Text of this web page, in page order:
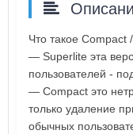
Что такое Compact
— Superlite эта
пользователей -
— Compact это
только удаление
обычных